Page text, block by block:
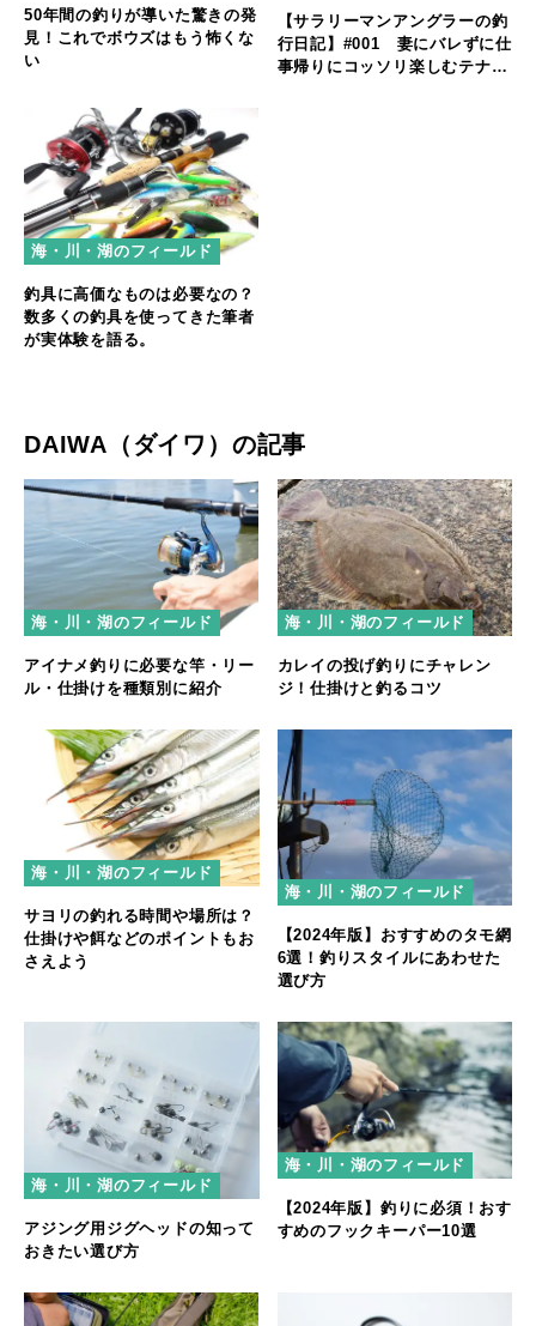
50年間の釣りが導いた驚きの発
見！これでボウズはもう怖くな
い
【サラリーマンアングラーの釣
行日記】#001 妻にバレずに仕
事帰りにコッソリ楽しむテナガ
海・川・湖のフィールド
釣具に高価なものは必要なの？
数多くの釣具を使ってきた筆者
が実体験を語る。
DAIWA（ダイワ）の記事
海・川・湖のフィールド
アイナメ釣りに必要な竿・リー
ル・仕掛けを種類別に紹介
海・川・湖のフィールド
カレイの投げ釣りにチャレン
ジ！仕掛けと釣るコツ
海・川・湖のフィールド
サヨリの釣れる時間や場所は？
仕掛けや餌などのポイントもお
さえよう
海・川・湖のフィールド
【2024年版】おすすめのタモ網
6選！釣りスタイルにあわせた
選び方
海・川・湖のフィールド
アジング用ジグヘッドの知って
おきたい選び方
海・川・湖のフィールド
【2024年版】釣りに必須！おす
すめのフックキーパー10選